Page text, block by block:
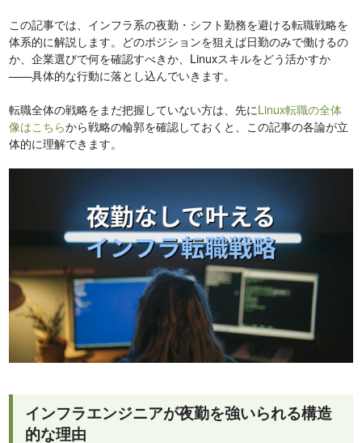
この記事では、インフラ系の夜勤・シフト勤務を避ける転職戦略を
体系的に解説します。どのポジションを狙えば日勤のみで働けるの
か、企業選びで何を確認すべきか、Linuxスキルをどう活かすか
——具体的な行動に落とし込んでいきます。
転職全体の戦略をまだ把握していない方は、先にLinux転職の全体
像はこちらから戦略の輪郭を確認しておくと、この記事の各論が立
体的に理解できます。
インフラエンジニアが夜勤を強いられる構造
的な理由